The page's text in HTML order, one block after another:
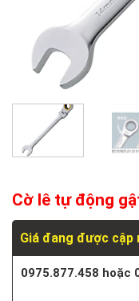
Cờ lê tự động
Giá đang được cập
0975.877.458 hoặc